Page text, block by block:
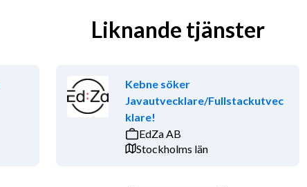
Liknande tjänster
Kebne söker
Javautvecklare/Fullstackutvec
klare!
EdZa AB
Stockholms län